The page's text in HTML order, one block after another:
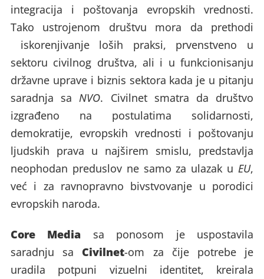
integracija i poštovanja evropskih vrednosti.
Tako ustrojenom društvu mora da prethodi
iskorenjivanje loših praksi, prvenstveno u
sektoru civilnog društva, ali i u funkcionisanju
državne uprave i biznis sektora kada je u pitanju
saradnja saNVO. Civilnet smatra da društvo
izgrađeno na postulatima solidarnosti,
demokratije, evropskih vrednosti i poštovanju
ljudskih prava u najširem smislu, predstavlja
neophodan preduslov ne samo za ulazak uEU,
već i za ravnopravno bivstvovanje u porodici
evropskih naroda.
Core Media sa ponosom je uspostavila
saradnju sa Civilnet-om za čije potrebe je
uradila potpuni vizuelni identitet, kreirala